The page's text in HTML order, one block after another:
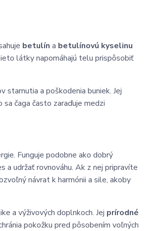
betulín a betulínovú kyselinu
látky napomáhajú telu prispôsobiť
a poškodenia buniek. Jej
sa čaga často zaraďuje medzi
Funguje podobne ako dobrý
a udržať rovnováhu. Ak z nej pripravíte
návrat k harmónii a sile, akoby
a výživových doplnkoch. Jej prírodné
pokožku pred pôsobením voľných